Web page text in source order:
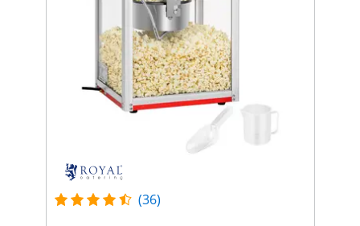
(36)